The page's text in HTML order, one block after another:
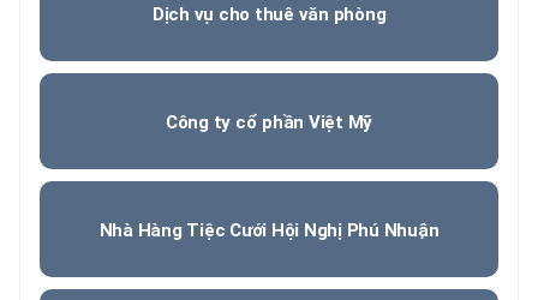
Dịch vụ cho thuê văn phòng
Công ty cổ phần Việt Mỹ
Nhà Hàng Tiệc Cưới Hội Nghị Phú Nhuận